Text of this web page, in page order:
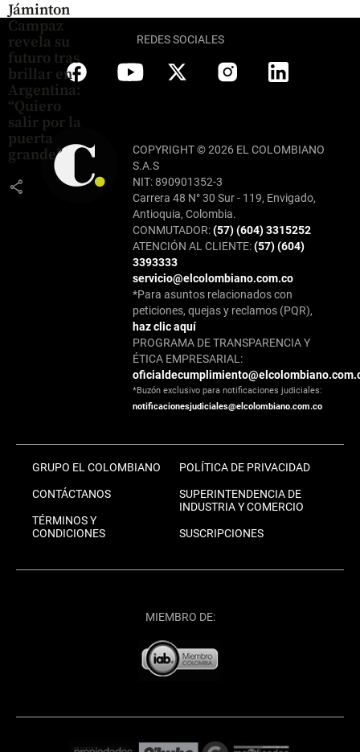
Jáminton
Campaz
revela su
futuro tras
brillar en
Argentina:
“Quiero
salir por la
puerta
grande”
share
REDES SOCIALES
COPYRIGHT © 2026 EL COLOMBIANO
S.A.S
NIT: 890901352-3
Carrera 48 N° 30 Sur - 119, Envigado,
Antioquia, Colombia.
CONMUTADOR:(57) (604) 3315252
ATENCIÓN AL CLIENTE:(57) (604)
3393333
servicio@elcolombiano.com.co
*Para asuntos relacionados con
peticiones, quejas y reclamos (PQR),
haz clic aquí
PROGRAMA DE TRANSPARENCIA Y
ÉTICA EMPRESARIAL:
*Buzón exclusivo para notificaciones judiciales:
notificacionesjudiciales@elcolombiano.com.co
GRUPO EL COLOMBIANO
CONTÁCTANOS
TÉRMINOS Y
CONDICIONES
POLÍTICA DE PRIVACIDAD
SUPERINTENDENCIA DE
INDUSTRIA Y COMERCIO
SUSCRIPCIONES
MIEMBRO DE: